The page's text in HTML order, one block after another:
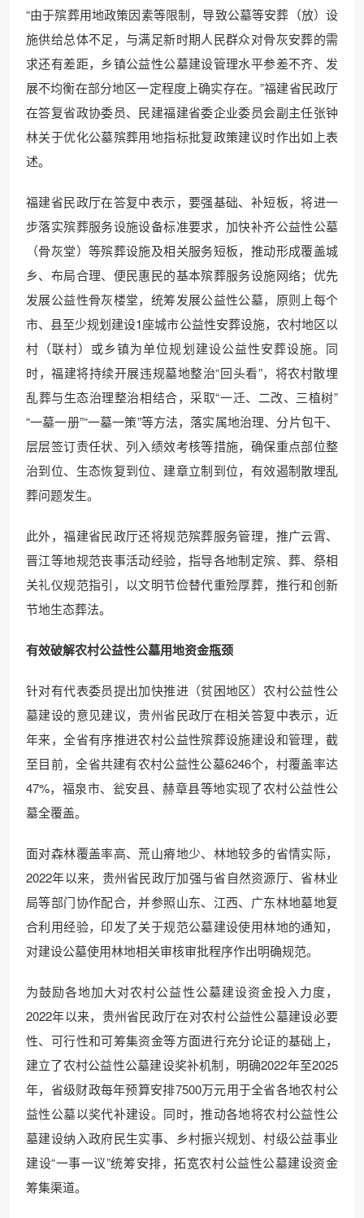
“由于殡葬用地政策因素等限制，导致公墓等安葬（放）设
施供给总体不足，与满足新时期人民群众对骨灰安葬的需
求还有差距，乡镇公益性公墓建设管理水平参差不齐、发
展不均衡在部分地区一定程度上确实存在。”福建省民政厅
在答复省政协委员、民建福建省委企业委员会副主任张钟
林关于优化公墓殡葬用地指标批复政策建议时作出如上表
述。
福建省民政厅在答复中表示，要强基础、补短板，将进一
步落实殡葬服务设施设备标准要求，加快补齐公益性公墓
（骨灰堂）等殡葬设施及相关服务短板，推动形成覆盖城
乡、布局合理、便民惠民的基本殡葬服务设施网络；优先
发展公益性骨灰楼堂，统筹发展公益性公墓，原则上每个
市、县至少规划建设1座城市公益性安葬设施，农村地区以
村（联村）或乡镇为单位规划建设公益性安葬设施。同
时，福建将持续开展违规墓地整治“回头看”，将农村散埋
乱葬与生态治理整治相结合，采取“一迁、二改、三植树”
“一墓一册”“一墓一策”等方法，落实属地治理、分片包干、
层层签订责任状、列入绩效考核等措施，确保重点部位整
治到位、生态恢复到位、建章立制到位，有效遏制散埋乱
葬问题发生。
此外，福建省民政厅还将规范殡葬服务管理，推广云霄、
晋江等地规范丧事活动经验，指导各地制定殡、葬、祭相
关礼仪规范指引，以文明节俭替代重殓厚葬，推行和创新
节地生态葬法。
有效破解农村公益性公墓用地资金瓶颈
针对有代表委员提出加快推进（贫困地区）农村公益性公
墓建设的意见建议，贵州省民政厅在相关答复中表示，近
年来，全省有序推进农村公益性殡葬设施建设和管理，截
至目前，全省共建有农村公益性公墓6246个，村覆盖率达
47%，福泉市、瓮安县、赫章县等地实现了农村公益性公
墓全覆盖。
面对森林覆盖率高、荒山瘠地少、林地较多的省情实际，
2022年以来，贵州省民政厅加强与省自然资源厅、省林业
局等部门协作配合，并参照山东、江西、广东林地墓地复
合利用经验，印发了关于规范公墓建设使用林地的通知，
对建设公墓使用林地相关审核审批程序作出明确规范。
为鼓励各地加大对农村公益性公墓建设资金投入力度，
2022年以来，贵州省民政厅在对农村公益性公墓建设必要
性、可行性和可筹集资金等方面进行充分论证的基础上，
建立了农村公益性公墓建设奖补机制，明确2022年至2025
年，省级财政每年预算安排7500万元用于全省各地农村公
益性公墓以奖代补建设。同时，推动各地将农村公益性公
墓建设纳入政府民生实事、乡村振兴规划、村级公益事业
建设“一事一议”统筹安排，拓宽农村公益性公墓建设资金
筹集渠道。